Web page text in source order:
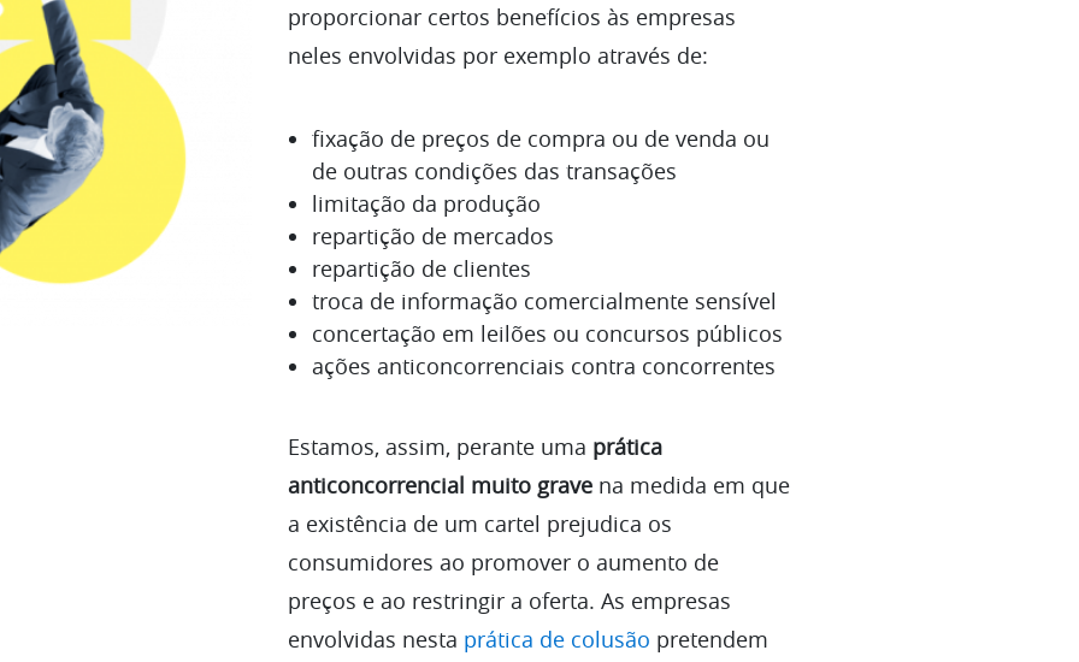
proporcionar certos benefícios às empresas
neles envolvidas por exemplo através de:
fixação de preços de compra ou de venda ou
de outras condições das transações
limitação da produção
repartição de mercados
repartição de clientes
troca de informação comercialmente sensível
concertação em leilões ou concursos públicos
ações anticoncorrenciais contra concorrentes
Estamos, assim, perante uma prática
anticoncorrencial muito grave na medida em que
a existência de um cartel prejudica os
consumidores ao promover o aumento de
preços e ao restringir a oferta. As empresas
envolvidas nesta prática de colusão pretendem